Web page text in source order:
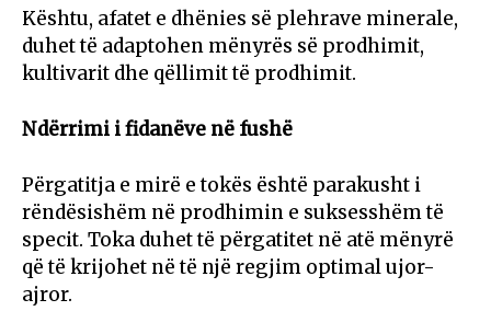
Kështu, afatet e dhënies së plehrave minerale,
duhet të adaptohen mënyrës së prodhimit,
kultivarit dhe qëllimit të prodhimit.
Ndërrimi i fidanëve në fushë
Përgatitja e mirë e tokës është parakusht i
rëndësishëm në prodhimin e suksesshëm të
specit. Toka duhet të përgatitet në atë mënyrë
që të krijohet në të një regjim optimal ujor-
ajror.